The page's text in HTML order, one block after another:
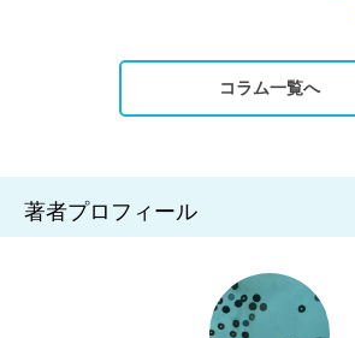
コラム一覧へ
著者プロフィール